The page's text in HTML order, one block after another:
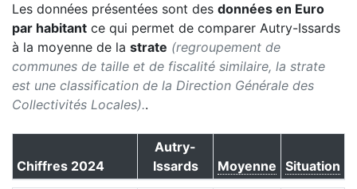
Les données présentées sont des données en Euro
par habitant ce qui permet de comparer Autry-Issards
à la moyenne de la strate (regroupement de
communes de taille et de fiscalité similaire, la strate
est une classification de la Direction Générale des
Collectivités Locales)..
Chiffres 2024
Autry-
Issards
Moyenne Situation